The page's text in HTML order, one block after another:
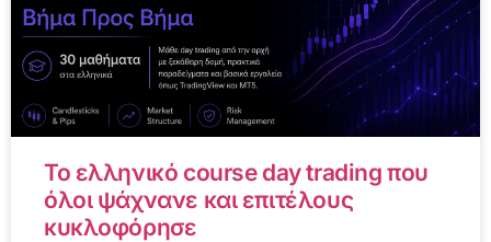
Το ελληνικό course day trading που
όλοι ψάχνανε και επιτέλους
κυκλοφόρησε